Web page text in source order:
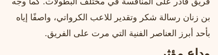
بن زنان رسالة شكر وتقدير للاعب الكرواتي، واصفًا إياه
بأحد أبرز العناصر الفنية التي مرت على الفريق.